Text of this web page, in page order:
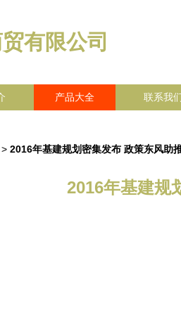
有限公司
产品大全 联系我
> 2016年基建规划密集发布 政策东风助
2016年基建规